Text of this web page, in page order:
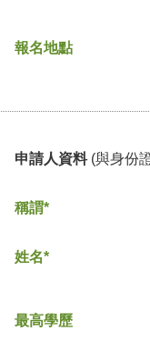
報名地點
申請人資料 (與身份
稱謂*
姓名*
最高學歷